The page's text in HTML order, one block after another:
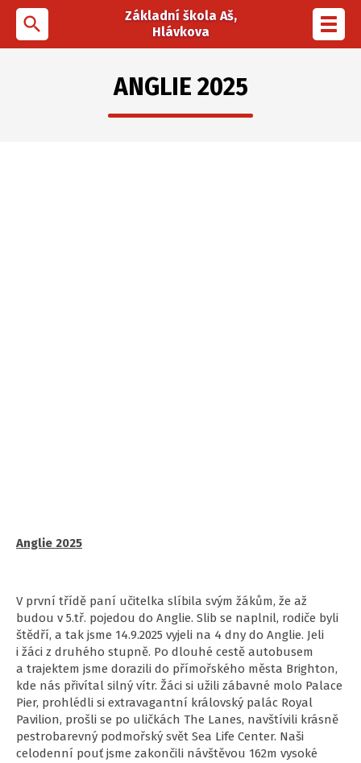
search
Základní škola Aš,
Hlávkova
ANGLIE 2025
Anglie 2025
V první třídě paní učitelka slíbila svým žákům, že až
budou v 5.tř. pojedou do Anglie. Slib se naplnil, rodiče byli
štědří, a tak jsme 14.9.2025 vyjeli na 4 dny do Anglie. Jeli
i žáci z druhého stupně. Po dlouhé cestě autobusem
a trajektem jsme dorazili do přímořského města Brighton,
kde nás přivítal silný vítr. Žáci si užili zábavné molo Palace
Pier, prohlédli si extravagantní královský palác Royal
Pavilion, prošli se po uličkách The Lanes, navštívili krásně
pestrobarevný podmořský svět Sea Life Center. Naši
celodenní pouť jsme zakončili návštěvou 162m vysoké